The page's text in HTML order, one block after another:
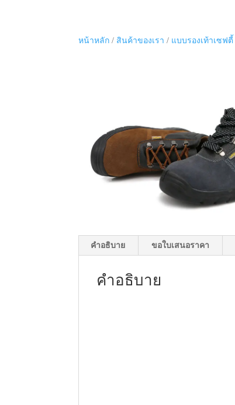
หน้าหลัก / สินค้าของเรา / แบบรองเท้าเซฟตี้
คำอธิบาย ขอใบเสนอราคา
คำอธิบาย